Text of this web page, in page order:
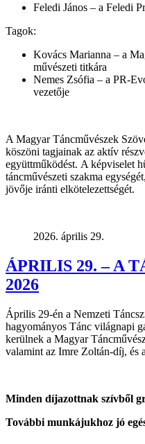
Feledi János – a Feledi
Tagok:
Kovács Marianna – a
művészeti titkára
Nemes Zsófia – a PR-
vezetője
A Magyar Táncművészek
köszöni tagjainak az aktív
együttműködést. A képviselet
táncművészeti szakma
jövője iránti elkötelezettségét.
2026. április 29.
ÁPRILIS 29. – A
2026
Április 29-én a Nemzeti
hagyományos Tánc világnapi
kerülnek a Magyar
valamint az Imre Zoltán-díj, és
Minden díjazottnak szívből
További munkájukhoz jó